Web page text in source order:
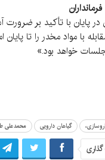
در پایان با تأکید بر
با مواد مخدر را تا
جلسات خواهد بود.»
گیاهان دارویی محمدعلی